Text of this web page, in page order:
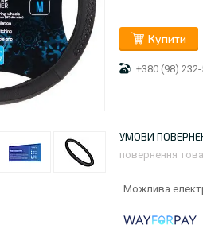
Купити
+380 (98) 232-
повернення